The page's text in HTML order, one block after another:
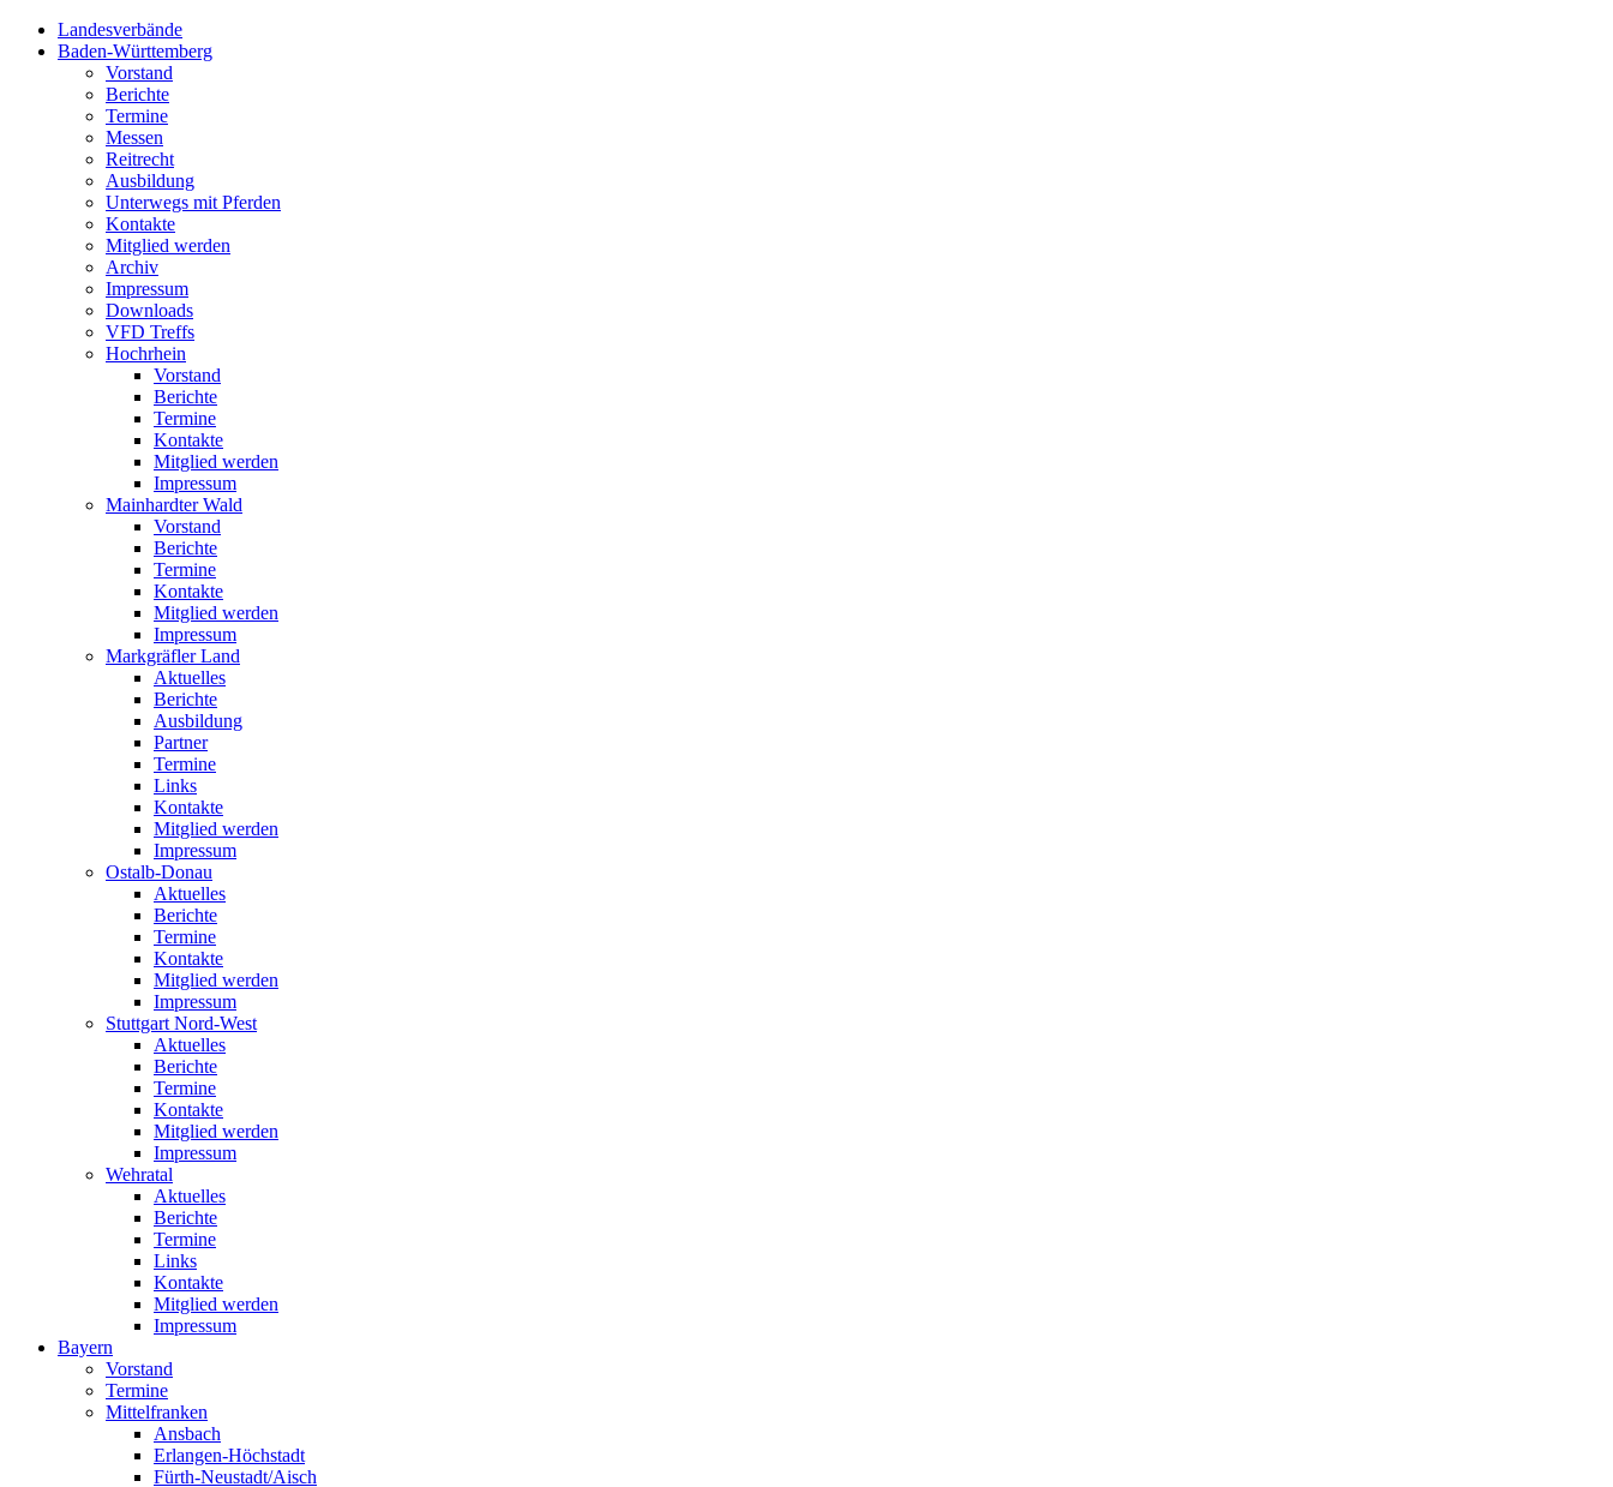
Landesverbände
Baden-Württemberg
Vorstand
Berichte
Termine
Messen
Reitrecht
Ausbildung
Unterwegs mit Pferden
Kontakte
Mitglied werden
Archiv
Impressum
Downloads
VFD Treffs
Hochrhein
Vorstand
Berichte
Termine
Kontakte
Mitglied werden
Impressum
Mainhardter Wald
Vorstand
Berichte
Termine
Kontakte
Mitglied werden
Impressum
Markgräfler Land
Aktuelles
Berichte
Ausbildung
Partner
Termine
Links
Kontakte
Mitglied werden
Impressum
Ostalb-Donau
Aktuelles
Berichte
Termine
Kontakte
Mitglied werden
Impressum
Stuttgart Nord-West
Aktuelles
Berichte
Termine
Kontakte
Mitglied werden
Impressum
Wehratal
Aktuelles
Berichte
Termine
Links
Kontakte
Mitglied werden
Impressum
Bayern
Vorstand
Termine
Mittelfranken
Ansbach
Erlangen-Höchstadt
Fürth-Neustadt/Aisch